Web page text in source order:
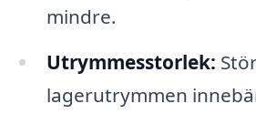
mindre.
Utrymmesstorlek:
lagerutrymmen